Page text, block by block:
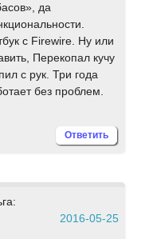
да
с Firewire. Ну или
Перекопал кучу
с рук. Три года
без проблем.
Ответить
2016-05-25